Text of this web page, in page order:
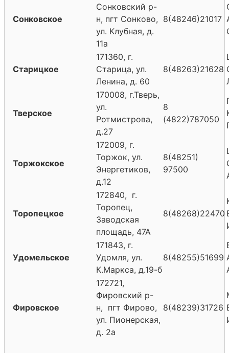
Сонковское
Сонковский р-
н, пгт Сонково,
ул. Клубная, д.
11а
8(48246)21017
Старицкое
171360, г.
Старица, ул.
Ленина, д. 60
8(48263)21628
Тверское
170008, г.Тверь,
ул.
Ротмистрова,
д.27
8
(4822)787050
Торжокское
172009, г.
Торжок, ул.
Энергетиков,
д.12
8(48251)
97500
Торопецкое
172840, г.
Торопец,
Заводская
площадь, 47А
8(48268)22470
Удомельское
171843, г.
Удомля, ул.
К.Маркса, д.19-б
8(48255)51699
Фировское
172721,
Фировский р-
н, пгт Фирово,
ул. Пионерская,
д. 2а
8(48239)31726